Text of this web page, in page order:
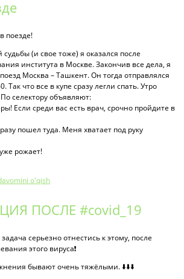
поезде!
судьбы (и свое тоже) я оказался после
института в Москве. Закончив все дела, я
Москва – Ташкент. Он тогда отправлялся
Так что все в купе сразу легли спать. Утро
селектору объявляют:
Если среди вас есть врач, срочно пройдите в
пошел туда. Меня хватает под руку
рожает!
o'qish
ПОСЛЕ #covid_19
серьезно отнестись к этому, после
этого вируса❗️
бывают очень тяжёлыми. ⬇️⬇️⬇️